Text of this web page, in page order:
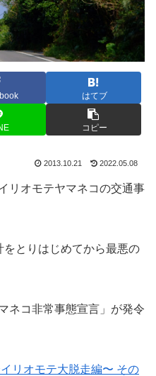
はてブ
コピー
2013.10.21 2022.05.08
リオモテヤマネコの交通事
とりはじめてから最悪の
ネコ非常事態宣言」が発令
リオモテ大脱走編〜 その